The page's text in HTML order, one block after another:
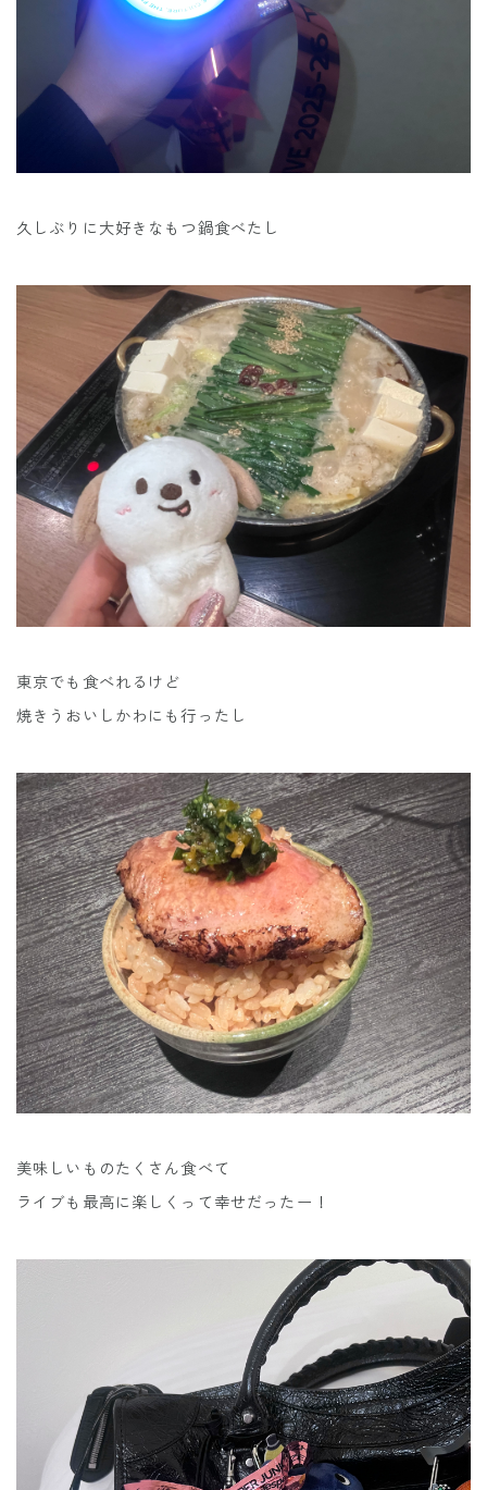
久しぶりに大好きなもつ鍋食べたし
東京でも食べれるけど
焼きうおいしかわにも行ったし
美味しいものたくさん食べて
ライブも最高に楽しくって幸せだったー！